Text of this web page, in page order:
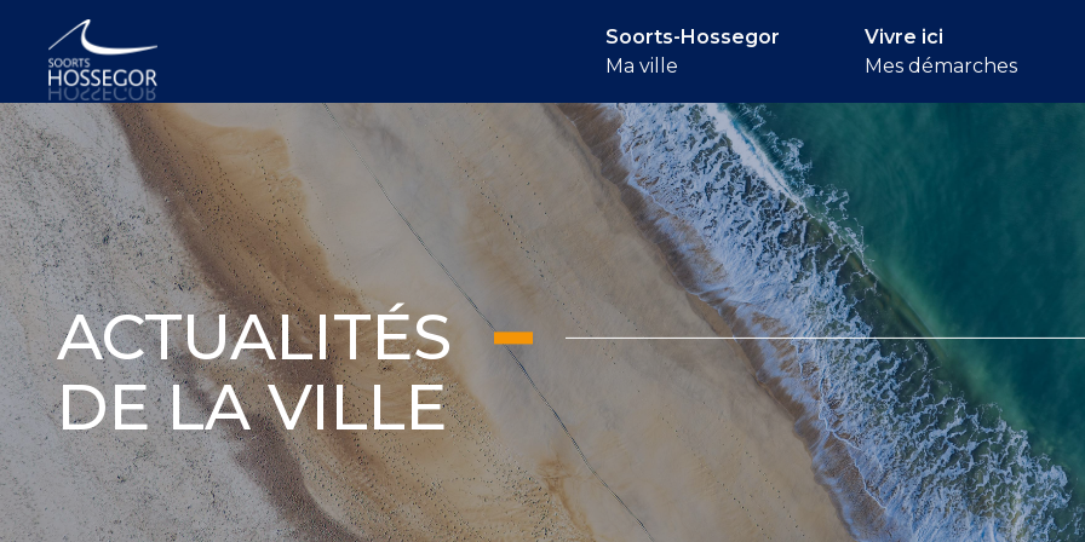
Soorts-Hossegor
Ma ville
Vivre ici
Mes démarches
ACTUALITÉS
DE LA VILLE